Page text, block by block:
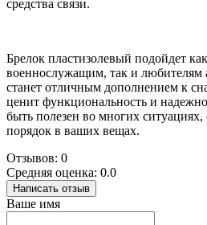
средства связи.
Брелок пластизолевый подойдет
военнослужащим, так и любителям
станет отличным дополнением к
ценит функциональность и
быть полезен во многих ситуациях,
порядок в ваших вещах.
Отзывов: 0
Средняя оценка: 0.0
Написать отзыв
Ваше имя